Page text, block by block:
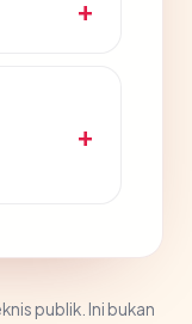
publik. Ini bukan